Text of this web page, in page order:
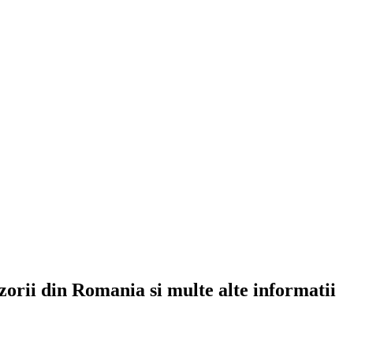
din Romania si multe alte informatii